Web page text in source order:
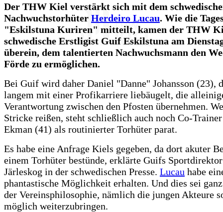
Der THW Kiel verstärkt sich mit dem
Nachwuchstorhüter Herdeiro Lucau. Wie die
"Eskilstuna Kuriren" mitteilt, kamen der THW
schwedische Erstligist Guif Eskilstuna am
überein, dem talentierten Nachwuchsmann den
Förde zu ermöglichen.
Bei Guif wird daher Daniel "Danne" Johansson (23),
langem mit einer Profikarriere liebäugelt, die
Verantwortung zwischen den Pfosten übernehmen.
Stricke reißen, steht schließlich auch noch Co-Trainer
Ekman (41) als routinierter Torhüter parat.
Es habe eine Anfrage Kiels gegeben, da dort akuter
einem Torhüter bestünde, erklärte Guifs
Järleskog in der schwedischen Presse. Lucau habe
phantastische Möglichkeit erhalten. Und dies sei
der Vereinsphilosophie, nämlich die jungen Akteure
möglich weiterzubringen.